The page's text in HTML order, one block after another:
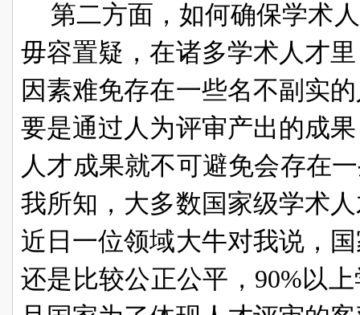
第二方面，如何确保学术
毋容置疑，在诸多学术人才
因素难免存在一些名不副实
要是通过人为评审产出的成
人才成果就不可避免会存在
我所知，大多数国家级学术
近日一位领域大牛对我说，
还是比较公正公平，90%以